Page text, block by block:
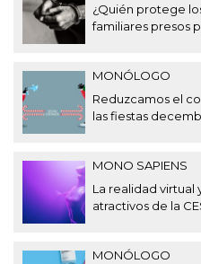
¿Quién protege
familiares presos
MONÓLOGO
Reduzcamos el
las fiestas
MONO SAPIENS
La realidad virtual
atractivos de la
MONÓLOGO